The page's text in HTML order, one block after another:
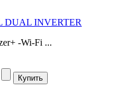
DUAL INVERTER
-Wi-Fi ...